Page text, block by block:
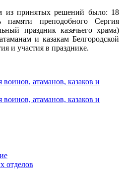
из принятых решений было: 18
преподобного Сергия
праздник казачьего храма)
и казакам Белгородской
и участия в празднике.
отделов